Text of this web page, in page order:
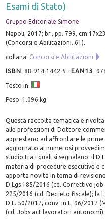
Esami di Stato)
Gruppo Editoriale Simone
Napoli, 2017; br., pp. 799, cm
(Concorsi e Abilitazioni. 61).
collana: Concorsi e Abilitazioni
ISBN:88-914-1442-5 - EAN13 :
Testo in:
Peso: 1.096 kg
Questa raccolta tematica e
alle professioni di Dottore
apprestano ad affrontare le prime
aggiornato ai numerosi
studio tra i quali si segnalano: il
materia di procedure esecutive e
apporta novità in tema di
D.Lgs 185/2016 (cd. Correttivo job
225/2016 (cd. Decreto fiscale); la
D.L. 50/2017, conv. in L. 96/2017
(cd. Jobs act lavoratori